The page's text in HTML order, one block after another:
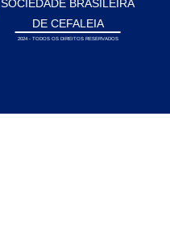
SOCIEDADE BRASILEIRA
DE CEFALEIA
2024 - TODOS OS DIREITOS RESERVADOS